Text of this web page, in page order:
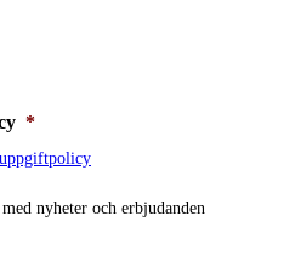
*
nyheter och erbjudanden